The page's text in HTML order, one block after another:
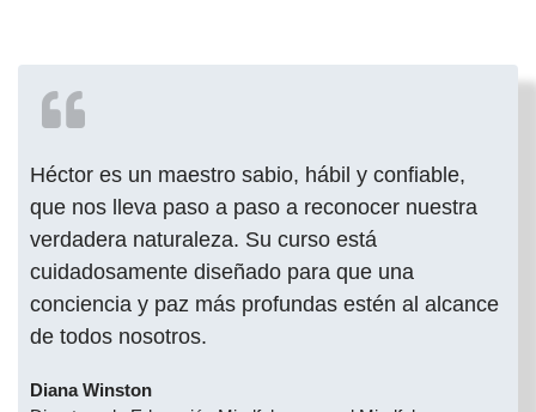
Héctor es un maestro sabio, hábil y confiable,
que nos lleva paso a paso a reconocer nuestra
verdadera naturaleza. Su curso está
cuidadosamente diseñado para que una
conciencia y paz más profundas estén al alcance
de todos nosotros.
Diana Winston